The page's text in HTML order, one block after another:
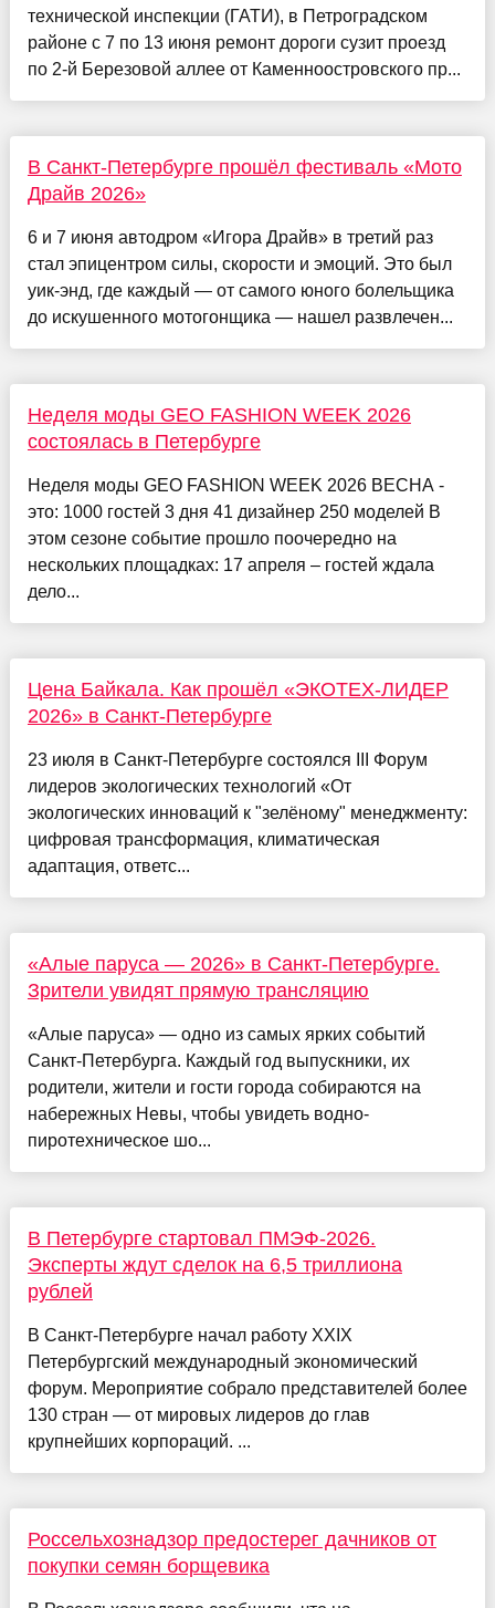
технической инспекции (ГАТИ), в Петроградском
районе с 7 по 13 июня ремонт дороги сузит проезд
по 2-й Березовой аллее от Каменноостровского пр...
В Санкт-Петербурге прошёл фестиваль «Мото
Драйв 2026»
6 и 7 июня автодром «Игора Драйв» в третий раз
стал эпицентром силы, скорости и эмоций. Это был
уик-энд, где каждый — от самого юного болельщика
до искушенного мотогонщика — нашел развлечен...
Неделя моды GEO FASHION WEEK 2026
состоялась в Петербурге
Неделя моды GEO FASHION WEEK 2026 ВЕСНА -
это: 1000 гостей 3 дня 41 дизайнер 250 моделей В
этом сезоне событие прошло поочередно на
нескольких площадках: 17 апреля – гостей ждала
дело...
Цена Байкала. Как прошёл «ЭКОТЕХ-ЛИДЕР
2026» в Санкт-Петербурге
23 июля в Санкт-Петербурге состоялся III Форум
лидеров экологических технологий «От
экологических инноваций к "зелёному" менеджменту:
цифровая трансформация, климатическая
адаптация, ответс...
«Алые паруса — 2026» в Санкт-Петербурге.
Зрители увидят прямую трансляцию
«Алые паруса» — одно из самых ярких событий
Санкт-Петербурга. Каждый год выпускники, их
родители, жители и гости города собираются на
набережных Невы, чтобы увидеть водно-
пиротехническое шо...
В Петербурге стартовал ПМЭФ-2026.
Эксперты ждут сделок на 6,5 триллиона
рублей
В Санкт-Петербурге начал работу XXIX
Петербургский международный экономический
форум. Мероприятие собрало представителей более
130 стран — от мировых лидеров до глав
крупнейших корпораций. ...
Россельхознадзор предостерег дачников от
покупки семян борщевика